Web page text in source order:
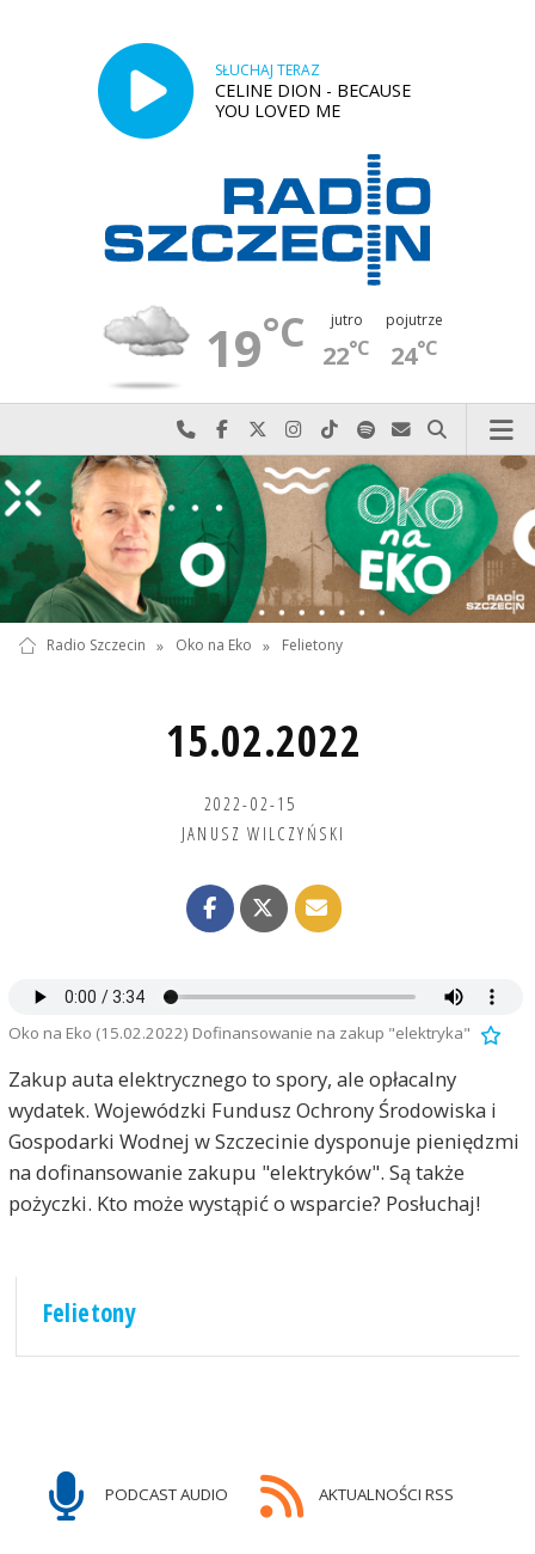
SŁUCHAJ TERAZ
CELINE DION - BECAUSE
YOU LOVED ME
19°C jutro
22°C
pojutrze
24°C
Najlepiej po prostu do nas zadzwoń
Odwiedź nas na Facebook-u
Odwiedź nas na X
Odwiedź nas na Instagram-ie
Odwiedź nas na TikTok-u
Szukaj nas na Spotify
Wyślij do nas
Szukaj
Radio Szczecin » Oko na Eko » Felietony
15.02.2022
2022-02-15
JANUSZ WILCZYŃSKI
Oko na Eko (15.02.2022) Dofinansowanie na zakup "elektryka"
Zakup auta elektrycznego to spory, ale opłacalny
wydatek. Wojewódzki Fundusz Ochrony Środowiska i
Gospodarki Wodnej w Szczecinie dysponuje pieniędzmi
na dofinansowanie zakupu "elektryków". Są także
pożyczki. Kto może wystąpić o wsparcie? Posłuchaj!
Felietony
PODCAST AUDIO AKTUALNOŚCI RSS